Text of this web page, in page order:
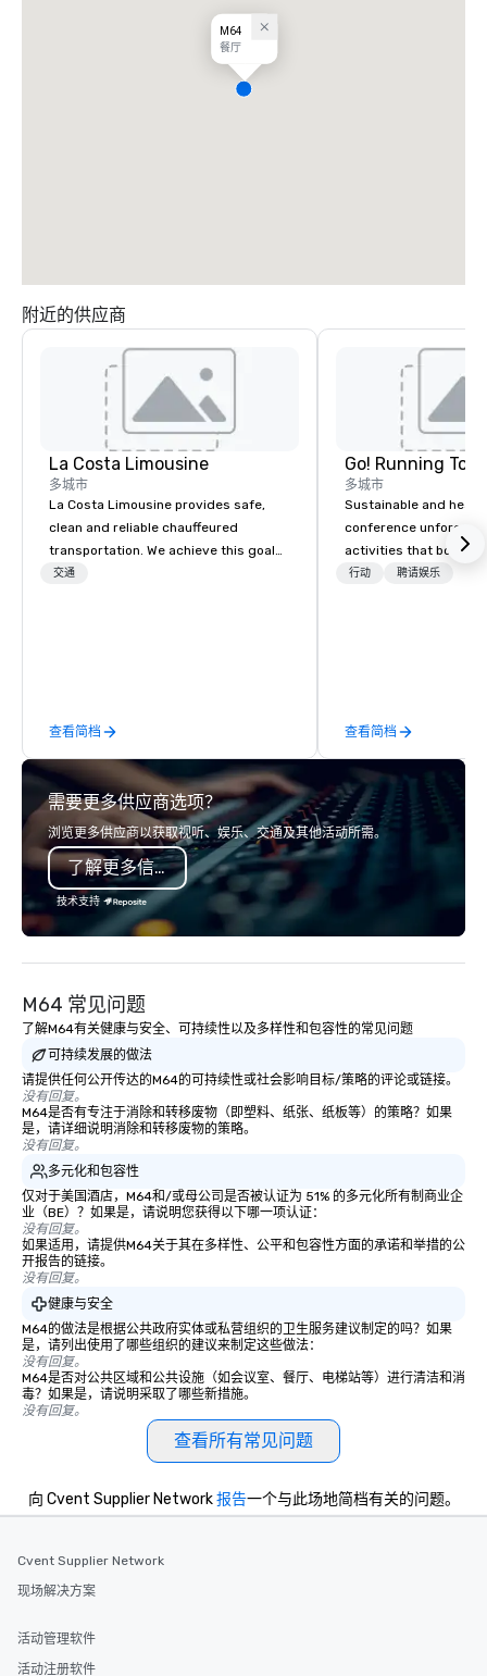
M64
餐厅
附近的供应商
La Costa Limousine
多城市
La Costa Limousine provides safe,
clean and reliable chauffeured
transportation. We achieve this goal
with highly trained chauffeurs, the
late model luxury vehicles to the
highly experienced and professional
team of chauffeurs and support staff;
you will know quality when you travel
with La Costa Limousine.
交通
查看简档
Go! Running
多城市
Sustainable and
conference
activities that boost
lower carbon
行动 聘请娱乐
查看简档
需要更多供应商选项？
浏览更多供应商以获取视听、娱乐、交通及其他活动所需。
了解更多信息
技术支持
M64 常见问题
了解M64有关健康与安全、可持续性以及多样性和包容性的常见问题
可持续发展的做法
请提供任何公开传达的M64的可持续性或社会影响目标/策略的评论或链接。
没有回复。
M64是否有专注于消除和转移废物（即塑料、纸张、纸板等）的策略？如果
是，请详细说明消除和转移废物的策略。
没有回复。
多元化和包容性
仅对于美国酒店，M64和/或母公司是否被认证为 51% 的多元化所有制商业企
业（BE）？如果是，请说明您获得以下哪一项认证：
没有回复。
如果适用，请提供M64关于其在多样性、公平和包容性方面的承诺和举措的公
开报告的链接。
没有回复。
健康与安全
M64的做法是根据公共政府实体或私营组织的卫生服务建议制定的吗？如果
是，请列出使用了哪些组织的建议来制定这些做法：
没有回复。
M64是否对公共区域和公共设施（如会议室、餐厅、电梯站等）进行清洁和消
毒？如果是，请说明采取了哪些新措施。
没有回复。
查看所有常见问题
向 Cvent Supplier Network报告一个与此场地简档有关的问题。
Cvent Supplier Network
现场解决方案
活动管理软件
活动注册软件